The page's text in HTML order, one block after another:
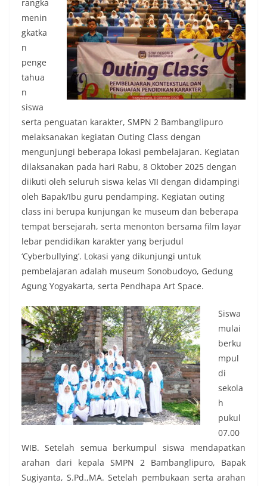
rangka
menin
gkatka
n
penge
tahua
n
siswa
serta penguatan karakter, SMPN 2 Bambanglipuro
melaksanakan kegiatan Outing Class dengan
mengunjungi beberapa lokasi pembelajaran. Kegiatan
dilaksanakan pada hari Rabu, 8 Oktober 2025 dengan
diikuti oleh seluruh siswa kelas VII dengan didampingi
oleh Bapak/Ibu guru pendamping. Kegiatan outing
class ini berupa kunjungan ke museum dan beberapa
tempat bersejarah, serta menonton bersama film layar
lebar pendidikan karakter yang berjudul
‘Cyberbullying’. Lokasi yang dikunjungi untuk
pembelajaran adalah museum Sonobudoyo, Gedung
Agung Yogyakarta, serta Pendhapa Art Space.
Siswa
mulai
berku
mpul
di
sekola
h
pukul
07.00
WIB. Setelah semua berkumpul siswa mendapatkan
arahan dari kepala SMPN 2 Bambanglipuro, Bapak
Sugiyanta, S.Pd.,MA. Setelah pembukaan serta arahan